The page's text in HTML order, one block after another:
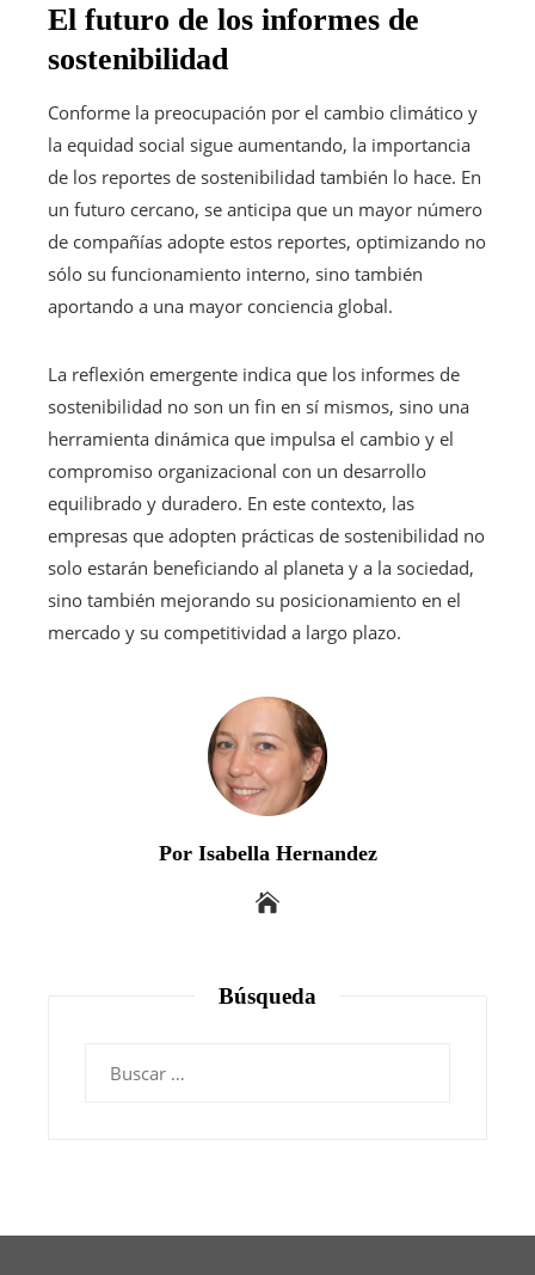
El futuro de los informes de
sostenibilidad
Conforme la preocupación por el cambio climático y
la equidad social sigue aumentando, la importancia
de los reportes de sostenibilidad también lo hace. En
un futuro cercano, se anticipa que un mayor número
de compañías adopte estos reportes, optimizando no
sólo su funcionamiento interno, sino también
aportando a una mayor conciencia global.
La reflexión emergente indica que los informes de
sostenibilidad no son un fin en sí mismos, sino una
herramienta dinámica que impulsa el cambio y el
compromiso organizacional con un desarrollo
equilibrado y duradero. En este contexto, las
empresas que adopten prácticas de sostenibilidad no
solo estarán beneficiando al planeta y a la sociedad,
sino también mejorando su posicionamiento en el
mercado y su competitividad a largo plazo.
Por Isabella Hernandez
Búsqueda